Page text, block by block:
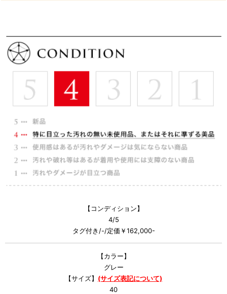
【コンディション】
4/5
タグ付き/-/定価￥162,000-
【カラー】
グレー
【サイズ】 (サイズ表記について)
40